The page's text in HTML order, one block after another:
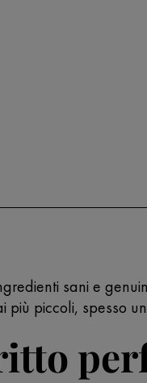
sani e
più piccoli, spesso